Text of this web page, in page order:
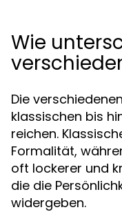
Wie
Die
klassischen bis
reichen.
Formalität,
oft lockerer und
die die
widergeben.